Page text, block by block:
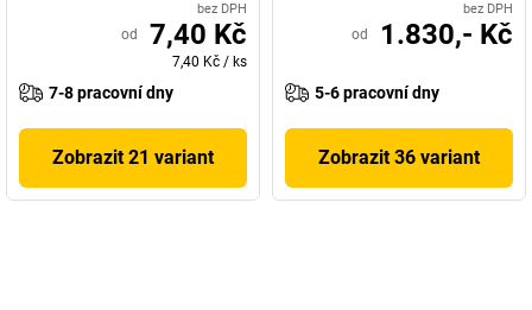
bez DPH
od 7,40 Kč
7,40 Kč / ks
7-8 pracovní dny
Zobrazit 21 variant
bez DPH
od 1.830,- Kč
5-6 pracovní dny
Zobrazit 36 variant